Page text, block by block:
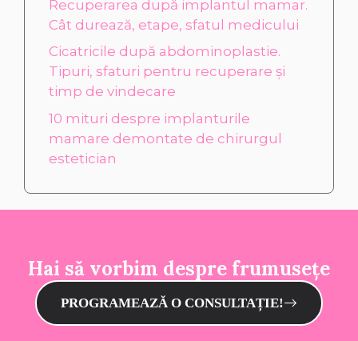
Recuperarea după implantul mamar.
Cât durează, etape, sfatul medicului
Cicatricile după abdominoplastie.
Tipuri, sfaturi pentru recuperare și
timp de vindecare
10 mituri despre implanturile
mamare demontate de chirurgul
estetician
Hai să vorbim despre frumusețe
PROGRAMEAZĂ O CONSULTAȚIE!